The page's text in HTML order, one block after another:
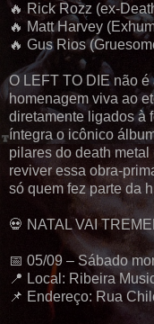
🔥 Rick Rozz (ex-
🔥 Matt Harvey
🔥 Gus Rios
O LEFT TO DIE não
homenagem viva ao
diretamente ligados à
íntegra o icônico
pilares do death
reviver essa obra-
só quem fez parte da
💀 NATAL VAI
📅 05/09 – Sábado
📍 Local: Ribeira
📌 Endereço: Rua